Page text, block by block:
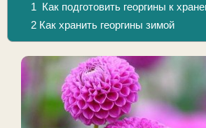
1 Как подготовить георгины к
2Как хранить георгины зимой